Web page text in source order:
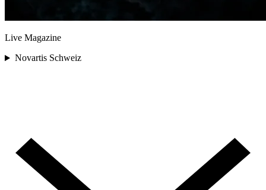
Live Magazine
Novartis Schweiz